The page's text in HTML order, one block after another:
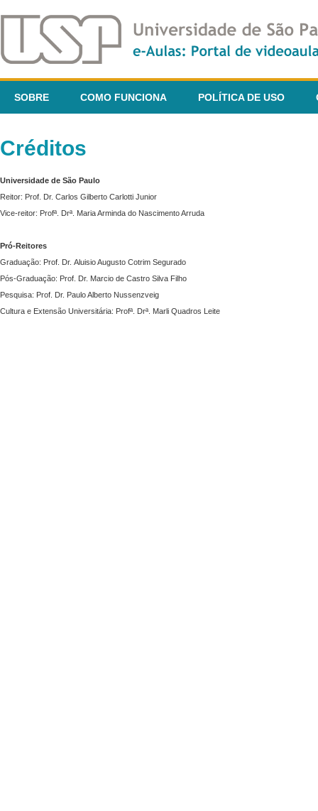
SOBRE COMO FUNCIONA POLÍTICA DE USO
Créditos
Universidade de São Paulo
Reitor: Prof. Dr. Carlos Gilberto Carlotti Junior
Vice-reitor: Profª. Drª. Maria Arminda do Nascimento Arruda
Pró-Reitores
Graduação: Prof. Dr. Aluisio Augusto Cotrim Segurado
Pós-Graduação: Prof. Dr. Marcio de Castro Silva Filho
Pesquisa: Prof. Dr. Paulo Alberto Nussenzveig
Cultura e Extensão Universitária: Profª. Drª. Marli Quadros Leite